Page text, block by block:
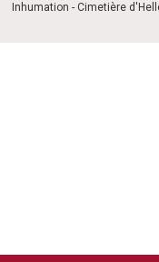
Inhumation - Cimetière